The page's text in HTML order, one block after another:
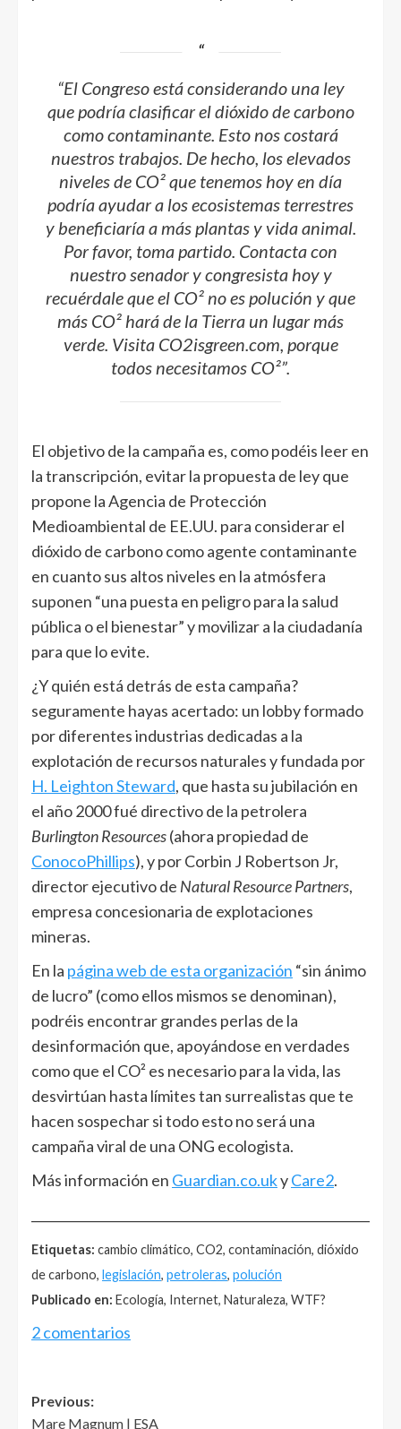
“El Congreso está considerando una ley
que podría clasificar el dióxido de carbono
como contaminante. Esto nos costará
nuestros trabajos. De hecho, los elevados
niveles de CO² que tenemos hoy en día
podría ayudar a los ecosistemas terrestres
y beneficiaría a más plantas y vida animal.
Por favor, toma partido. Contacta con
nuestro senador y congresista hoy y
recuérdale que el CO² no es polución y que
más CO² hará de la Tierra un lugar más
verde. Visita CO2isgreen.com, porque
todos necesitamos CO²”.
El objetivo de la campaña es, como podéis leer en
la transcripción, evitar la propuesta de ley que
propone la Agencia de Protección
Medioambiental de EE.UU. para considerar el
dióxido de carbono como agente contaminante
en cuanto sus altos niveles en la atmósfera
suponen “una puesta en peligro para la salud
pública o el bienestar” y movilizar a la ciudadanía
para que lo evite.
¿Y quién está detrás de esta campaña?
seguramente hayas acertado: un lobby formado
por diferentes industrias dedicadas a la
explotación de recursos naturales y fundada por
H. Leighton Steward, que hasta su jubilación en
el año 2000 fué directivo de la petrolera
Burlington Resources(ahora propiedad de
ConocoPhillips), y por Corbin J Robertson Jr,
director ejecutivo de Natural Resource Partners,
empresa concesionaria de explotaciones
mineras.
En la página web de esta organización “sin ánimo
de lucro” (como ellos mismos se denominan),
podréis encontrar grandes perlas de la
desinformación que, apoyándose en verdades
como que el CO² es necesario para la vida, las
desvirtúan hasta límites tan surrealistas que te
hacen sospechar si todo esto no será una
campaña viral de una ONG ecologista.
Más información en Guardian.co.ukyCare2.
Etiquetas: cambio climático, CO2, contaminación, dióxido
de carbono, legislación, petroleras, polución
Publicado en: Ecología, Internet, Naturaleza, WTF?
2 comentarios
Post
Previous:
Mare Magnum | ESA